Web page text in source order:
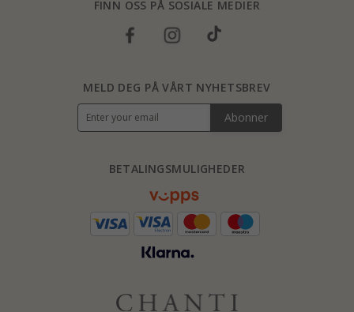
FINN OSS PÅ SOSIALE MEDIER
BETALINGSMULIGHEDER
MELD DEG PÅ VÅRT NYHETSBREV
Abonner